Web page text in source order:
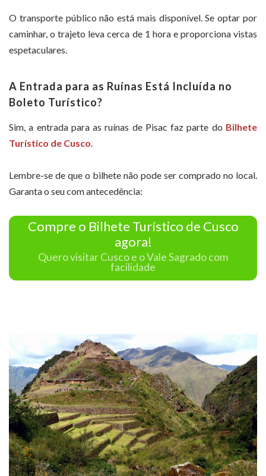
O transporte público não está mais disponível. Se optar por
caminhar, o trajeto leva cerca de 1 hora e proporciona vistas
espetaculares.
A Entrada para as Ruínas Está Incluída no
Boleto Turístico?
Sim, a entrada para as ruínas de Pisac faz parte do Bilhete
Turístico de Cusco.
Lembre-se de que o bilhete não pode ser comprado no local.
Garanta o seu com antecedência:
Compre o Bilhete Turístico de Cusco
agora!
Quero visitar Cusco e o Vale Sagrado com
facilidade